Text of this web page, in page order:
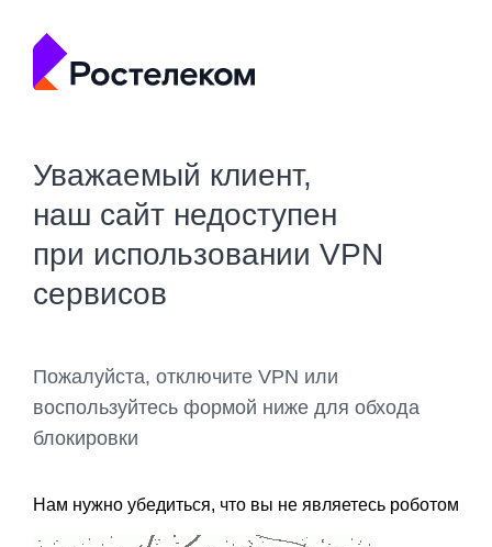
Уважаемый клиент,
наш сайт недоступен
при использовании VPN
сервисов
Пожалуйста, отключите VPN или
воспользуйтесь формой ниже для обхода
блокировки
Нам нужно убедиться, что вы не являетесь роботом